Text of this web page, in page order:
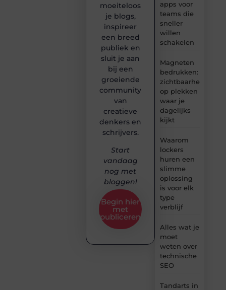
apps voor
teams die
sneller
willen
schakelen
Magneten
bedrukken:
zichtbaarheid
op plekken
waar je
dagelijks
kijkt
Waarom
lockers
huren een
slimme
oplossing
is voor elk
type
verblijf
Alles wat je
moet
weten over
technische
SEO
Tandarts in
moeiteloos
je blogs,
inspireer
een breed
publiek en
sluit je aan
bij een
groeiende
community
van
creatieve
denkers en
schrijvers.
Start
vandaag
nog met
bloggen!
Begin hier
met
publiceren